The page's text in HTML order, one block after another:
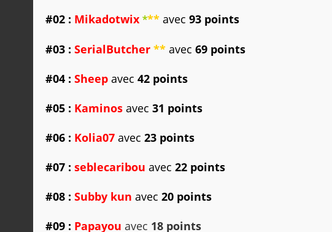
#02 : Mikadotwix *** avec 93 points
#03 : SerialButcher ** avec 69 points
#04 : Sheep avec 42 points
#05 : Kaminos avec 31 points
#06 : Kolia07 avec 23 points
#07 : seblecaribou avec 22 points
#08 : Subby kun avec 20 points
#09 : Papayou avec 18 points